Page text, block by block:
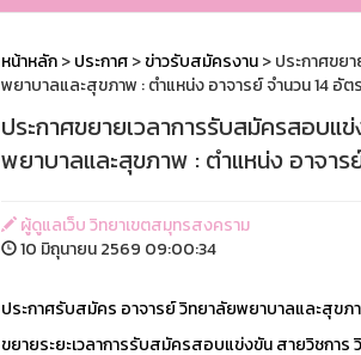
หน้าหลัก>ประกาศ>ข่าวรับสมัครงาน> ประกาศขย
พยาบาลและสุขภาพ : ตำแหน่ง อาจารย์ จำนวน 14 อัต
ประกาศขยายเวลาการรับสมัครสอบ
พยาบาลและสุขภาพ : ตำแหน่ง อาจาร
ผู้ดูแลเว็บ วิทยาเขตสมุทรสงคราม
10 มิถุนายน 2569 09:00:34
ประกาศรับสมัคร อาจารย์ วิทยาลัยพยาบาลและสุขภ
ขยายระยะเวลาการรับสมัครสอบแข่งขัน สายวิชกา